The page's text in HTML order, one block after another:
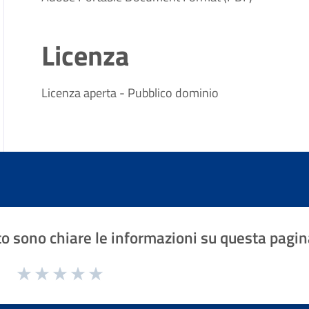
Licenza
Licenza aperta - Pubblico dominio
sono chiare le informazioni su questa
1 a 5 stelle la pagina